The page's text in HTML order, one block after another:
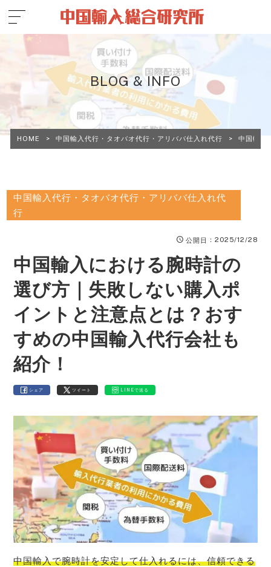
BLOG & INFO
HOME > 中国輸入代行・タオバオ代行・アリババ仕入れ代行 > 中国輸入
中国輸入代行・タオバオ代行・アリババ仕入れ代
行
公開日 ：2025/12/28
中国輸入における腕時計の
選び方｜失敗しない購入ポ
イントと注意点とは？おす
すめの中国輸入代行会社も
紹介！
シェア ツイート LINEで送る
中国輸入で腕時計を安定して仕入れるには、信頼できる